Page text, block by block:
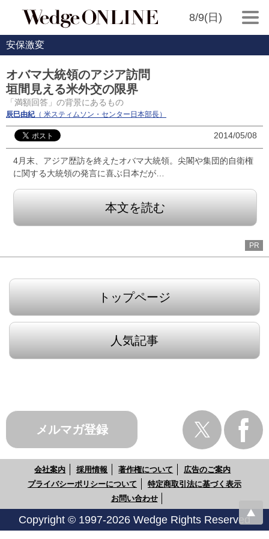
8/9(日)
安保激変
オバマ大統領のアジア訪問
垣間見える米外交の限界
「満額回答」の背景にあるもの
辰巳由紀（ 米スティムソン・センター日本部長）
2014/05/08
4月末、アジア歴訪を終えたオバマ大統領。尖閣や集団的自衛権
に関する大統領の発言に喜ぶ日本だが…
本文を読む
PR
トップページ
人気記事
メルマガ登録
会社案内 採用情報 著作権について
広告のご案内
プライバシーポリシーについて
特定商取引法に基づく表示
お問い合わせ
Copyright © 1997-2026 Wedge Rights Reserved